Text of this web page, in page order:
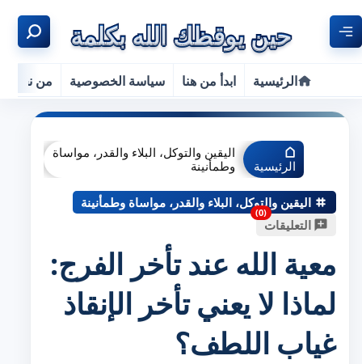
الرئيسية ابدأ من هنا سياسة الخصوصية من نحن
الرئيسية
اليقين والتوكل، البلاء والقدر، مواساة
وطمأنينة
اليقين والتوكل، البلاء والقدر، مواساة وطمأنينة
التعليقات
معية الله عند تأخر الفرج:
لماذا لا يعني تأخر الإنقاذ
غياب اللطف؟